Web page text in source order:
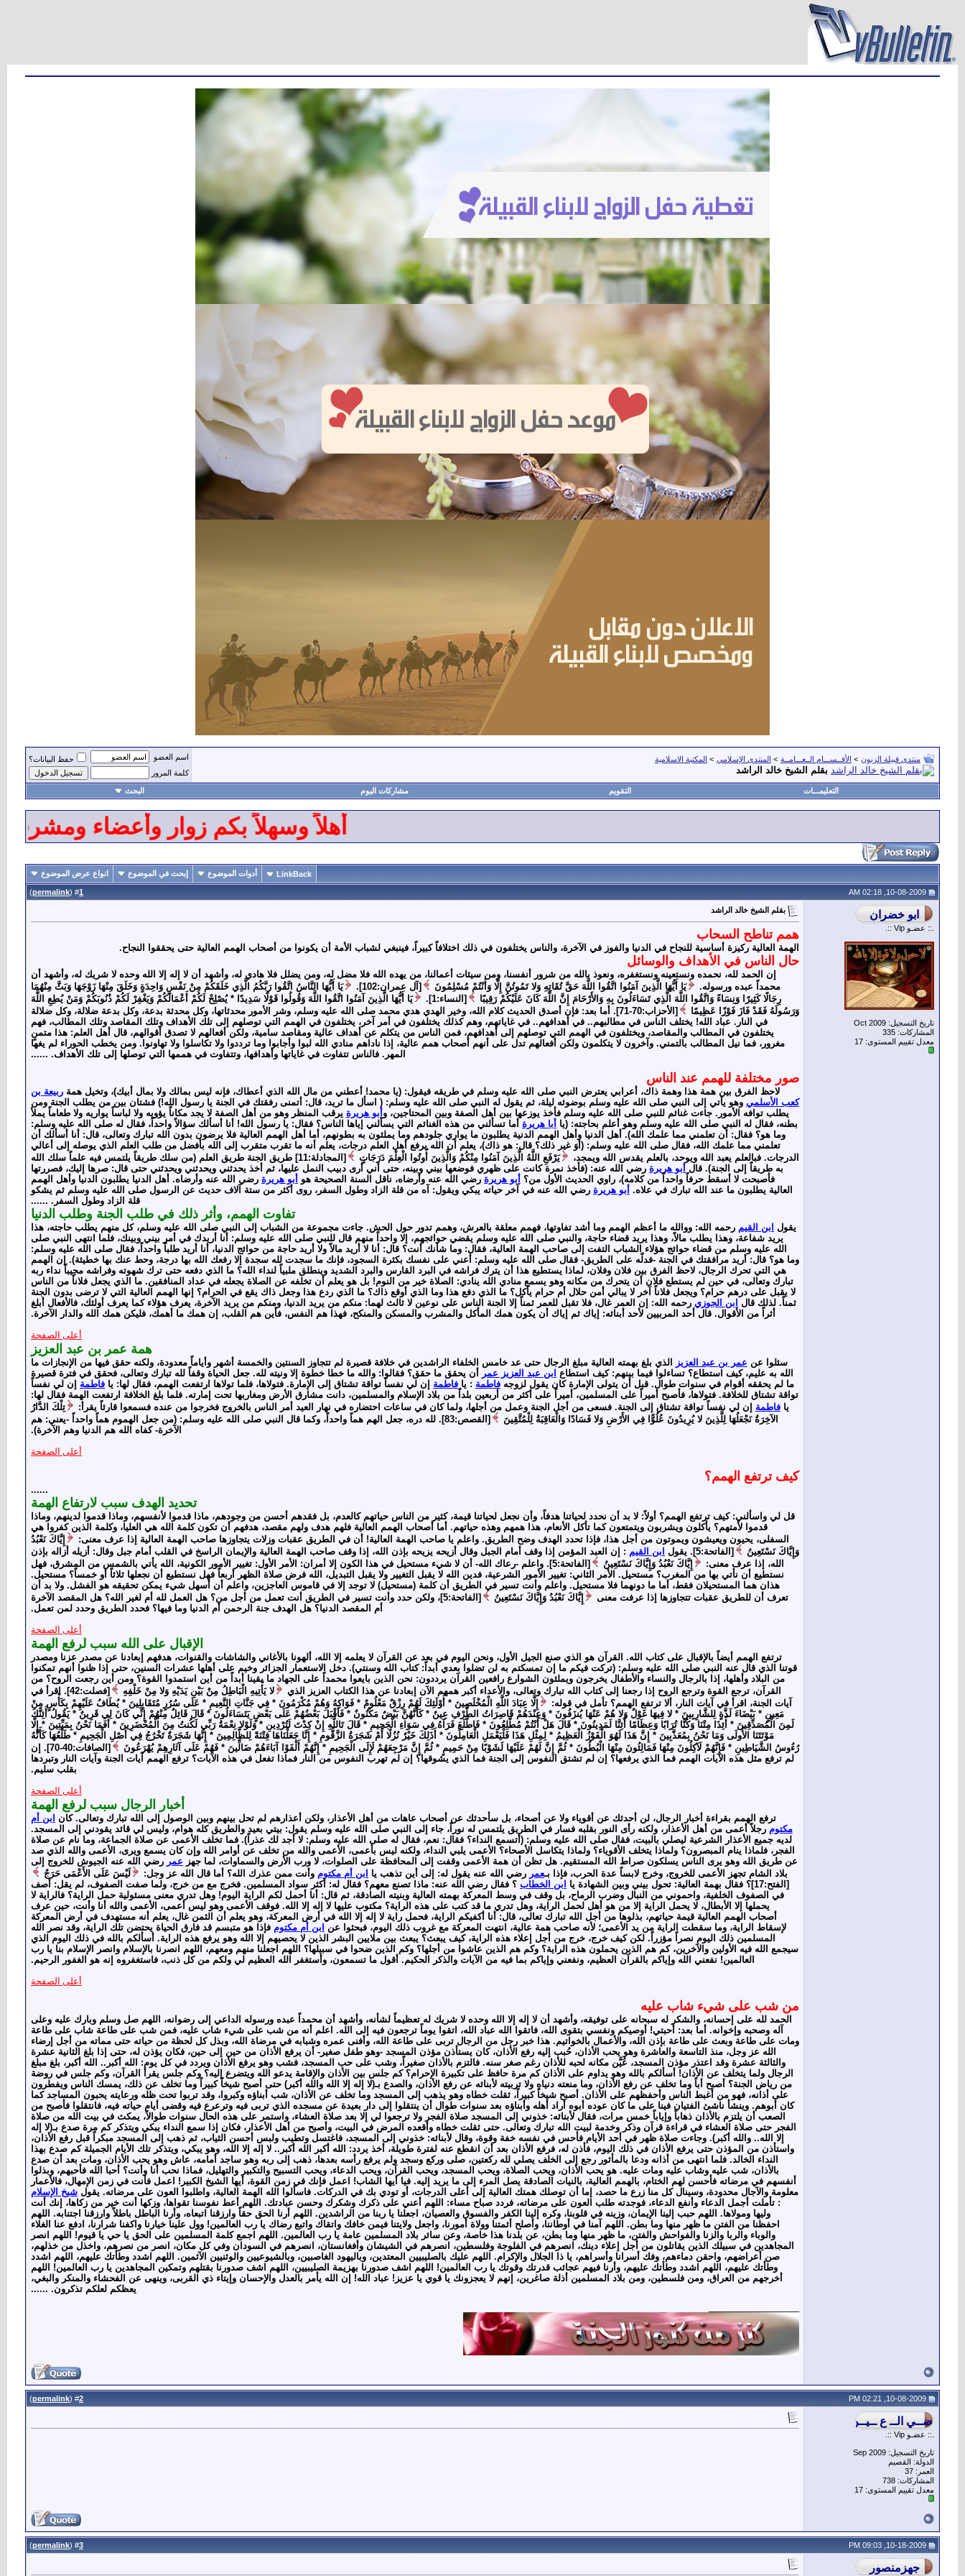
منتدى قبيلة الزبون > الأقــســـام الــعـــامــة > المنتدى الإسلامي > المكتبة الاسلامية
بقلم الشيخ خالد الراشد
اسم العضو
حفظ البيانات؟
كلمة المرور
التعليمـــات التقويم مشاركات اليوم البحث
أهلاً وسهلاً بكم زوار وأعضاء ومشرفي
LinkBack أدوات الموضوع إبحث في الموضوع انواع عرض الموضوع
1
(
permalink
)
.:: عضـو Vip ::.
تاريخ التسجيل: Oct 2009
المشاركات: 335
معدل تقييم المستوى: 17
بقلم الشيخ خالد الراشد
همم تناطح السحاب
الهمة العالية ركيزة أساسية للنجاح في الدنيا والفوز في الآخرة، والناس يختلفون في ذلك اختلافاً كبيراً، فينبغي لشباب الأمة أن يكونوا من أصحاب الهمم العالية حتى يحققوا النجاح.
حال الناس في الأهداف والوسائل
إن الحمد لله، نحمده ونستعينه ونستغفره، ونعوذ بالله من شرور أنفسنا، ومن سيئات أعمالنا، من يهده الله فلا مضل له، ومن يضلل فلا هادي له، وأشهد أن لا إله إلا الله وحده لا شريك له، وأشهد أن
محمداً عبده ورسوله.
يَا أَيُّهَا الَّذِينَ آمَنُوا اتَّقُوا اللَّهَ حَقَّ تُقَاتِهِ وَلا تَمُوتُنَّ إِلَّا وَأَنْتُمْ مُسْلِمُونَ [آل عمران:102].
يَا أَيُّهَا النَّاسُ اتَّقُوا رَبَّكُمُ الَّذِي خَلَقَكُمْ مِنْ نَفْسٍ وَاحِدَةٍ وَخَلَقَ مِنْهَا زَوْجَهَا وَبَثَّ مِنْهُمَا
رِجَالًا كَثِيرًا وَنِسَاءً وَاتَّقُوا اللَّهَ الَّذِي تَسَاءَلُونَ بِهِ وَالأَرْحَامَ إِنَّ اللَّهَ كَانَ عَلَيْكُمْ رَقِيبًا
[النساء:1].
يَا أَيُّهَا الَّذِينَ آمَنُوا اتَّقُوا اللَّهَ وَقُولُوا قَوْلًا سَدِيدًا * يُصْلِحْ لَكُمْ أَعْمَالَكُمْ وَيَغْفِرْ لَكُمْ ذُنُوبَكُمْ وَمَنْ يُطِعِ اللَّهَ
وَرَسُولَهُ فَقَدْ فَازَ فَوْزًا عَظِيمًا
[الأحزاب:70-71]. أما بعد: فإن أصدق الحديث كلام الله، وخير الهدي هدي محمد صلى الله عليه وسلم، وشر الأمور محدثاتها، وكل محدثة بدعة، وكل بدعة ضلالة، وكل ضلالة
في النار. عباد الله! يختلف الناس في مطالبهم.. في أهدافهم.. في غاياتهم، وهم كذلك يختلفون في أمر آخر، يختلفون في الهمم التي توصلهم إلى تلك الأهداف وتلك المقاصد وتلك المطالب، فهم
يختلفون في المطالب والمقاصد، ويختلفون في الهمم التي توصلهم إلى أهدافهم، فمن الناس من يتكلم عن أهداف عالية ومقاصد سامية، ولكن أفعالهم لا تصدق أقوالهم، قال أهل العلم: هذا متمنٍ
مغرور، فما نيل المطالب بالتمني. وآخرون لا يتكلمون ولكن أفعالهم تدل على أنهم أصحاب همم عالية، إذا ناداهم منادي الله لبوا وأجابوا وما ترددوا ولا تكاسلوا ولا تهاونوا. ومن يخطب الحوراء لم يغها
المهر. فالناس تتفاوت في غاياتها وأهدافها، وتتفاوت في هممها التي توصلها إلى تلك الأهداف. ......
صور مختلفة للهمم عند الناس
لاحظ الفرق بين همة هذا وهمة ذاك، أعرابي يعترض النبي صلى الله عليه وسلم في طريقه فيقول: (يا محمد! أعطني من مال الله الذي أعطاك، فإنه ليس بمالك ولا بمال أبيك)، وتخيل همة ربيعة بن
كعب الأسلمي وهو يأتي إلى النبي صلى الله عليه وسلم بوضوئه ليلة، ثم يقول له النبي صلى الله عليه وسلم: ( اسأل ما تريد، قال: أتمنى رفقتك في الجنة يا رسول الله!) فشتان بين من يطلب الجنة ومن
يطلب توافه الأمور. جاءت غنائم للنبي صلى الله عليه وسلم فأخذ يوزعها بين أهل الصفة وبين المحتاجين، و أبو هريرة يرقب المنظر وهو من أهل الصفة لا يجد مكاناً يؤويه ولا لباساً يواريه ولا طعاماً يملأ
بطنه، فقال له النبي صلى الله عليه وسلم وهو أعلم بحاجته: (يا أبا هريرة أما تسألني من هذه الغنائم التي يسألني إياها الناس؟ فقال: يا رسول الله! أنا أسألك سؤالاً واحداً، فقال له صلى الله عليه وسلم:
وما هو؟ فقال: أن تعلمني مما علمك الله). أهل الدنيا وأهل الهمم الدنية يطلبون ما يواري جلودهم وما يملئون به بطونهم، أما أهل الهمم العالية فلا يرضون بدون الله تبارك وتعالى، قال: أنا أسألك أن
تعلمني مما علمك الله، فقال صلى الله عليه وسلم: (أوَ غير ذلك؟ قال: هو ذاك)، يعلم أن الله يرفع أهل العلم درجات، يعلم أنه ما تقرب متقرب إلى الله بأفضل من طلب العلم الذي يوصله إلى أعالي
الدرجات. فبالعلم يعبد الله ويوحد، بالعلم يقدس الله ويمجد،
يَرْفَعِ اللَّهُ الَّذِينَ آمَنُوا مِنْكُمْ وَالَّذِينَ أُوتُوا الْعِلْمَ دَرَجَاتٍ
[المجادلة:11] طريق الجنة طريق العلم (من سلك طريقاً يلتمس فيه علماً سلك الله
به طريقاً إلى الجنة). قال أبو هريرة رضي الله عنه: (فأخذ نمرة كانت على ظهري فوضعها بيني وبينه، حتى أني أرى دبيب النمل عليها، ثم أخذ يحدثني ويحدثني ويحدثني حتى قال: صرها إليك، فصررتها
فأصبحت لا أسقط حرفاً واحداً من كلامه)، راوي الحديث الأول من؟ أبو هريرة رضي الله عنه وأرضاه، ناقل السنة الصحيحة هو أبو هريرة رضي الله عنه وأرضاه. أهل الدنيا يطلبون الدنيا وأهل الهمم
العالية يطلبون ما عند الله تبارك في علاه. أبو هريرة رضي الله عنه في آخر حياته يبكي ويقول: آه من قلة الزاد وطول السفر، روى أكثر من ستة آلاف حديث عن الرسول صلى الله عليه وسلم ثم يشكو
قلة الزاد وطول السفر. ......
تفاوت الهمم، وأثر ذلك في طلب الجنة وطلب الدنيا
يقول ابن القيم رحمه الله: ووالله ما أعظم الهمم وما أشد تفاوتها، فهمم معلقة بالعرش، وهمم تدور حول الحش. جاءت مجموعة من الشباب إلى النبي صلى الله عليه وسلم، كل منهم يطلب حاجته، هذا
يريد شفاعة، وهذا يطلب مالاً، وهذا يريد قضاء حاجة، والنبي صلى الله عليه وسلم يقضي حوائجهم، إلا واحداً منهم قال للنبي صلى الله عليه وسلم: أنا أريدك في أمر بيني وبينك، فلما انتهى النبي صلى
الله عليه وسلم من قضاء حوائج هؤلاء الشباب التفت إلى صاحب الهمة العالية، فقال: وما شأنك أنت؟ قال: أنا لا أريد مالاً ولا أريد حاجة من حوائج الدنيا، أنا أريد طلباً واحداً، فقال صلى الله عليه وسلم:
وما هو؟ قال: أريد مرافقتك في الجنة -فدلّه على الطريق- فقال صلى الله عليه وسلم: أعني على نفسك بكثرة السجود، فإنك ما سجدت لله سجدة إلا رفعك الله بها درجة، وحط عنك بها خطيئة). إن الهمم
هي التي تحرك الرجال، لاحظ الفرق بين فلان وفلان، لماذا يستطيع هذا أن يترك فراشه في البرد القارس والبرد الشديد وينطلق ملبياً لنداء الله؟ ما الذي دفعه حتى ترك شهوته وفراشه مجيباً نداء ربه
تبارك وتعالى، في حين لم يستطع فلان أن يتحرك من مكانه وهو يسمع منادي الله ينادي: الصلاة خير من النوم! بل هو يعلم أن تخلفه عن الصلاة يجعله في عداد المنافقين. ما الذي يجعل فلاناً من الناس
لا يقبل على درهم حرام؟ ويجعل فلاناً آخر لا يبالي أمن حلال أم حرام يأكل؟ ما الذي دفع هذا وما الذي أوقع ذاك؟ ما الذي ردع هذا وجعل ذاك يقع في الحرام؟ إنها الهمم العالية التي لا ترضى بدون الجنة
ثمناً. لذلك قال
ابن الجوزي رحمه الله: إن العمر غال، فلا تقبل للعمر ثمناً إلا الجنة الناس على نوعين لا ثالث لهما: منكم من يريد الدنيا، ومنكم من يريد الآخرة، يعرف هؤلاء كما يعرف أولئك، فالأفعال أبلغ
أثراً من الأقوال. قال أحد المربيين لأحد أبنائه: إياك ثم إياك أن يكون همك المأكل والمشرب والمسكن والمنكح، فهذا هم النفس، فأين هم القلب، إن همك ما أهمك، فليكن همك الله والدار الآخرة.
أعلى الصفحة
همة عمر بن عبد العزيز
سئلوا عن عمر بن عبد العزيز
الذي بلغ بهمته العالية مبلغ الرجال حتى عد خامس الخلفاء الراشدين في خلافة قصيرة لم تتجاوز السنتين والخمسة أشهر وأياماً معدودة، ولكنه حقق فيها من الإنجازات ما
الله به عليم، كيف استطاع؟ تساءلوا فيما بينهم: كيف استطاع ابن عبد العزيز عمر
أن يحقق ما حقق؟ فقالوا: والله ما خطا خطوة إلا ونيته لله. جعل الحياة وقفاً لله تبارك وتعالى، فحقق في فترة قصيرة
ما لم يحققه أقوام في سنوات طوال. قبل أن يتولى الإمارة كان يقول لزوجه فاطمة : يا فاطمة إن لي نفساً تواقة تشتاق إلى الإمارة. فتولاها، فلما تولاها ارتفعت الهمم، فقال لها: يا فاطمة إن لي نفساً
تواقة تشتاق للخلافة. فتولاها، فأصبح أميراً على المسلمين، أميراً على أكثر من أربعين بلداً من بلاد الإسلام والمسلمين، دانت مشارق الأرض ومغاربها تحت إمارته. فلما بلغ الخلافة ارتفعت الهمة فقال لها:
يا فاطمة إن لي نفساً تواقة تشتاق إلى الجنة. فسعى من أجل الجنة وعمل من أجلها، ولما كان في ساعات احتضاره في نهار العيد أمر الناس بالخروج فخرجوا من عنده فسمعوا قارئاً يقرأ:
تِلْكَ الدَّارُ
الآخِرَةُ نَجْعَلُهَا لِلَّذِينَ لا يُرِيدُونَ عُلُوًّا فِي الأَرْضِ وَلا فَسَادًا وَالْعَاقِبَةُ لِلْمُتَّقِينَ
[القصص:83]. لله دره، جعل الهم هماً واحداً، وكما قال النبي صلى الله عليه وسلم: (من جعل الهموم هماً واحداً -يعني: هم
الآخرة- كفاه الله هم الدنيا وهم الآخرة).
أعلى الصفحة
كيف ترتفع الهمم؟
......
تحديد الهدف سبب لارتفاع الهمة
قل لي واسألني: كيف ترتفع الهمم؟ أولاً: لا بد أن نحدد لحياتنا هدفاً، وأن نجعل لحياتنا قيمة، كثير من الناس حياتهم كالعدم، بل فقدهم أحسن من وجودهم، ماذا قدموا لأنفسهم، وماذا قدموا لدينهم، وماذا
قدموا لأمتهم؟ يأكلون ويشربون ويتمتعون كما تأكل الأنعام، هذا همهم وهذه حياتهم. أما أصحاب الهمم العالية فلهم هدف ولهم مقصد، هدفهم أن تكون كلمة الله هي العليا، وكلمة الذين كفروا هي
السفلى، يحيون ويعيشون ويموتون من أجل هذا، فإذا تحدد الهدف وضح الطريق. واعلم يا صاحب الهمة العالية! أن في الطريق عقبات وزلات يتجاوزها صاحب الهمة العالية إذا عرف معنى:
إِيَّاكَ نَعْبُدُ
وَإِيَّاكَ نَسْتَعِينُ
[الفاتحة:5]. يقول ابن القيم : إن العبد المؤمن إذا وقف أمام الجبل وقال أزيحه يزيحه بإذن الله، إذا وقف صاحب الهمة العالية والإيمان الراسخ في القلب أمام جبل وقال: أزيله أزاله بإذن
الله، إذا عرف معنى:
إِيَّاكَ نَعْبُدُ وَإِيَّاكَ نَسْتَعِينُ
[الفاتحة:5]. واعلم -رعاك الله- أن لا شيء مستحيل في هذا الكون إلا أمران: الأمر الأول: تغيير الأمور الكونية، الله يأتي بالشمس من المشرق، فهل
نستطيع أن نأتي بها من المغرب؟ مستحيل. الأمر الثاني: تغيير الأمور الشرعية، فدين الله لا يقبل التغيير ولا يقبل التبديل، الله فرض صلاة الظهر أربعاً فهل نستطيع أن نجعلها ثلاثاً أو خمساً؟ مستحيل.
هذان هما المستحيلان فقط، أما ما دونهما فلا مستحيل. واعلم وأنت تسير في الطريق أن كلمة (مستحيل) لا توجد إلا في قاموس العاجزين، واعلم أن أسهل شيء يمكن تحقيقه هو الفشل. ولا بد أن
تعرف أن للطريق عقبات تتجاوزها إذا عرفت معنى
إِيَّاكَ نَعْبُدُ وَإِيَّاكَ نَسْتَعِينُ
[الفاتحة:5]، ولكن حدد وأنت تسير في الطريق أنت تعمل من أجل من؟ هل العمل لله أم لغير الله؟ هل المقصد الآخرة
أم المقصد الدنيا؟ هل الهدف جنة الرحمن أم الدنيا وما فيها؟ فحدد الطريق وحدد لمن تعمل.
أعلى الصفحة
الإقبال على الله سبب لرفع الهمة
ترتفع الهمم أيضاً بالإقبال على كتاب الله. القرآن هو الذي صنع الجيل الأول، ونحن اليوم في بعد عن القرآن لا يعلمه إلا الله، ألهونا بالأغاني والشاشات والقنوات، هدفهم إبعادنا عن مصدر عزنا ومصدر
قوتنا الذي قال عنه النبي صلى الله عليه وسلم: (تركت فيكم ما إن تمسكتم به لن تضلوا بعدي أبداً: كتاب الله وسنتي). دخل الاستعمار الجزائر وخيم على أهلها عشرات السنين، حتى إذا ظنوا أنهم تمكنوا
من البلاد وأهلها، إذا بالرجال والنساء والأطفال يخرجون ويملئون الشوارع رافعين القرآن يرددون: نحن الذين بايعوا محمداً على الجهاد ما بقينا أبداً من أين استمدوا القوة؟ ومن أين رجعت الروح؟ من
القرآن، ترجع القوة وترجع الروح إذا رجعنا إلى كتاب الله تبارك وتعالى، والأعداء أكبر همهم الآن إبعادنا عن هذا الكتاب العزيز الذي
لا يَأْتِيهِ الْبَاطِلُ مِنْ بَيْنِ يَدَيْهِ وَلا مِنْ خَلْفِهِ
[فصلت:42]. اقرأ في
آيات الجنة، اقرأ في آيات النار، ألا ترتفع الهمم؟ تأمل في قوله:
إِلَّا عِبَادَ اللَّهِ الْمُخْلَصِينَ * أُوْلَئِكَ لَهُمْ رِزْقٌ مَعْلُومٌ * فَوَاكِهُ وَهُمْ مُكْرَمُونَ * فِي جَنَّاتِ النَّعِيمِ * عَلَى سُرُرٍ مُتَقَابِلِينَ * يُطَافُ عَلَيْهِمْ بِكَأْسٍ مِنْ
مَعِينٍ * بَيْضَاءَ لَذَّةٍ لِلشَّارِبِينَ * لا فِيهَا غَوْلٌ وَلا هُمْ عَنْهَا يُنزَفُونَ * وَعِنْدَهُمْ قَاصِرَاتُ الطَّرْفِ عِينٌ * كَأَنَّهُنَّ بَيْضٌ مَكْنُونٌ * فَأَقْبَلَ بَعْضُهُمْ عَلَى بَعْضٍ يَتَسَاءَلُونَ * قَالَ قَائِلٌ مِنْهُمْ إِنِّي كَانَ لِي قَرِينٌ * يَقُولُ أَئِنَّكَ
لَمِنَ الْمُصَدِّقِينَ * أَئِذَا مِتْنَا وَكُنَّا تُرَابًا وَعِظَامًا أَئِنَّا لَمَدِينُونَ * قَالَ هَلْ أَنْتُمْ مُطَّلِعُونَ * فَاطَّلَعَ فَرَآهُ فِي سَوَاءِ الْجَحِيمِ * قَالَ تَاللَّهِ إِنْ كِدْتَ لَتُرْدِينِ * وَلَوْلا نِعْمَةُ رَبِّي لَكُنتُ مِنَ الْمُحْضَرِينَ * أَفَمَا نَحْنُ بِمَيِّتِينَ * إِلَّا
مَوْتَتَنَا الأُولَى وَمَا نَحْنُ بِمُعَذَّبِينَ * إِنَّ هَذَا لَهُوَ الْفَوْزُ الْعَظِيمُ * لِمِثْلِ هَذَا فَلْيَعْمَلِ الْعَامِلُونَ * أَذَلِكَ خَيْرٌ نُزُلًا أَمْ شَجَرَةُ الزَّقُّومِ * إِنَّا جَعَلْنَاهَا فِتْنَةً لِلظَّالِمِينَ * إِنَّهَا شَجَرَةٌ تَخْرُجُ فِي أَصْلِ الْجَحِيمِ * طَلْعُهَا كَأَنَّهُ
رُءُوسُ الشَّيَاطِينِ * فَإِنَّهُمْ لَآكِلُونَ مِنْهَا فَمَالِئُونَ مِنْهَا الْبُطُونَ * ثُمَّ إِنَّ لَهُمْ عَلَيْهَا لَشَوْبًا مِنْ حَمِيمٍ * ثُمَّ إِنَّ مَرْجِعَهُمْ لَإِلَى الْجَحِيمِ * إِنَّهُمْ أَلْفَوْا آبَاءَهُمْ ضَالِّينَ * فَهُمْ عَلَى آثَارِهِمْ يُهْرَعُونَ
[الصافات:40-70]. إن
لم ترفع مثل هذه الآيات الهمم فما الذي يرفعها؟ إن لم تشتق النفوس إلى الجنة فما الذي يشوقها؟ إن لم تهرب النفوس من النار فماذا تفعل في هذه الآيات؟ ترفع الهمم آيات الجنة وآيات النار وتبردها
بقلب سليم.
أعلى الصفحة
أخبار الرجال سبب لرفع الهمة
ترفع الهمم بقراءة أخبار الرجال، لن أحدثك عن أقوياء ولا عن أصحاء، بل سأحدثك عن أصحاب عاهات من أهل الأعذار، ولكن أعذارهم لم تحل بينهم وبين الوصول إلى الله تبارك وتعالى. كان
ابن أم
مكتوم رجلاً أعمى من أهل الأعذار، ولكنه رأى النور بقلبه فسار في الطريق يلتمس له نوراً، جاء إلى النبي صلى الله عليه وسلم يقول: بيتي بعيد والطريق كله هوام، وليس لي قائد يقودني إلى المسجد.
لديه جميع الأعذار الشرعية ليصلي بالبيت، فقال صلى الله عليه وسلم: (أتسمع النداء؟ فقال: نعم، فقال له صلى الله عليه وسلم: لا أجد لك عذراً). فما تخلف الأعمى عن صلاة الجماعة، وما نام عن صلاة
الفجر، فلماذا ينام المبصرون؟ ولماذا يتخلف الأقوياء؟ ولماذا يتكاسل الأصحاء؟ الأعمى يلبي النداء، ولكنه ليس بأعمى، الأعمى والله من تخلف عن أوامر الله وإن كان يسمع ويرى، الأعمى والله الذي صد
عن طريق الله وهو يرى الناس يسلكون صراط الله المستقيم. هل تظن أن همة الأعمى وقفت إلى المحافظة على الصلوات، لا ورب الأرض والسماوات، لما جهز عمر رضي الله عنه الجيوش للخروج إلى
بلاد الشام تجهز الأعمى للخروج، وخرج لابساً عدة الحرب، فإذا بـعمر رضي الله عنه يقول له: إلى أين تذهب يا ابن أم مكتوم وأنت ممن عذرك الله؟ أما قال الله عز وجل:
لَيْسَ عَلَى الأَعْمَى حَرَجٌ
[الفتح:17]؟ فقال بهمة العالية: تحول بيني وبين الشهادة يا
ابن الخطاب ؟ فقال رضي الله عنه: ماذا تصنع معهم؟ فقال له: أكثر سواد المسلمين. فخرج مع من خرج، ولما صفت الصفوف، لم يقل: أصف
في الصفوف الخلفية، واحموني من النبال وضرب الرماح، بل وقف في وسط المعركة بهمته العالية وبنيته الصادقة، ثم قال: أنا أحمل لكم الراية اليوم! وهل تدري معنى مسئولية حمل الراية؟ فالراية لا
يحملها إلا الأبطال، لا يحمل الراية إلا من هو أهل لحمل الراية، وهل تدري ما قد كتب على هذه الراية؟ مكتوب عليها لا إله إلا الله. فوقف الأعمى وهو ليس أعمى، الأعمى والله أنا وأنت، حين عرف
أصحاب الهمم العالية قيمة حياتهم، بذلوها من أجل الله تبارك تعالى، قال: أنا أكفيكم الراية، فحمل راية لا إله إلا الله في أرض المعركة، وهو يعلم أن الثمن غال، يعلم أنه مستهدف في أرض المعركة
لإسقاط الراية، وما سقطت الراية من يد الأعمى؛ لأنه صاحب همة عالية، انتهت المعركة مع غروب ذلك اليوم، فبحثوا عن
ابن أم مكتوم فإذا هو متبسم قد فارق الحياة يحتضن تلك الراية، وقد نصر الله
المسلمين ذلك اليوم نصراً مؤزراً. لكن كيف خرج، خرج من أجل إعلاء هذه الراية، كيف يبعث؟ يبعث بين ملايين البشر الذين لا يحصيهم إلا الله وهو يرفع هذه الراية. أسألكم بالله في ذلك اليوم الذي
سيجمع الله فيه الأولين والآخرين، كم هم الذين يحملون هذه الراية؟ وكم هم الذين عاشوا من أجلها؟ وكم الذين ضحوا في سبيلها؟ اللهم اجعلنا منهم ومعهم، اللهم انصرنا بالإسلام وانصر الإسلام بنا يا رب
العالمين! نفعني الله وإياكم بالقرآن العظيم، ونفعني وإياكم بما فيه من الآيات والذكر الحكيم. أقول ما تسمعون، وأستغفر الله العظيم لي ولكم من كل ذنب، فاستغفروه إنه هو الغفور الرحيم.
أعلى الصفحة
من شب على شيء شاب عليه
الحمد لله على إحسانه، والشكر له سبحانه على توفيقه، وأشهد أن لا إله إلا الله وحده لا شريك له تعظيماً لشأنه، وأشهد أن محمداً عبده ورسوله الداعي إلى رضوانه، اللهم صل وسلم وبارك عليه وعلى
آله وصحبه وإخوانه. أما بعد: أحبتي! أوصيكم ونفسي بتقوى الله، فاتقوا الله عباد الله، اتقوا يوماً ترجعون فيه إلى الله. اعلم أنه من شب على شيء شاب عليه، فمن شب على طاعة شاب على طاعة
ومات على طاعة وبعث على طاعة بإذن الله، والأعمال بالخواتيم. هذا خبر رجل من الرجال تربى على طاعة الله، وأفنى عمره وشبابه في مرضاة الله، وبذل كل لحظة من حياته حتى مماته من أجل إرضاء
الله عز وجل، منذ التاسعة والعاشرة وهو يحب الأذان، حُبب إليه رفع الأذان، كان يستأذن مؤذن المسجد -وهو طفل صغير- أن يرفع الأذان من حين إلى حين، فكان يؤذن له، حتى إذا بلغ الثانية عشرة
والثالثة عشرة وقد اعتذر مؤذن المسجد، عُيَّن مكانه لحبه للأذان رغم صغر سنه. فالتزم بالأذان صغيراً، وشب على حب المسجد، فشب وهو يرفع الأذان ويردد في كل يوم: الله أكبر.. الله أكبر، بلغ مبلغ
الرجال ولما يتخلف عن الأذان! أسألكم بالله وهو يداوم على الأذان كم مرة حافظ على تكبيرة الإحرام؟ كم جلس بين الأذان والإقامة يدعو الله ويتضرع إليه؟ وكم جلس يقرأ القرآن، وكم جلس في روضة
من رياض الجنة؟ أصبح أباً وما تخلف عن رفع الأذان، وما منعته دنياه ولا تربيته لأبنائه عن رفع الأذان، والصدع بـ(لا إله إلا الله والله أكبر) حتى أصبح شيخاً كبيراً وما تخلف عن ذلك، يمسك الناس ويفطرون
على أذانه، فهو من أغبط الناس وأحفظهم على الأذان. أصبح شيخاً كبيراً، ثقلت خطاه وهو يذهب إلى المسجد وما تخلف عن الأذان، شب أبناؤه وكبروا، وقد تربوا تحت ظله ورعايته يحبون المساجد كما
كان أبوهم. وينشأ ناشئ الفتيان فينا على ما كان عوده أبوه أراد أهله وأبناؤه بعد سنوات طوال أن ينتقلوا إلى دار بعيدة عن مسجده الذي تربى فيه وترعرع فيه وقضى أيام حياته فيه، فانتقلوا فأصبح من
الصعب أن يلتزم بالأذان ذهاباً وإياباً خمس مرات، فقال لأبنائه: خذوني إلى المسجد صلاة الفجر ولا ترجعوا لي إلا بعد صلاة العشاء، واستمر على هذه الحال سنوات طوالاً، يمكث في بيت الله من صلاة
الفجر حتى صلاة العشاء في قراءة قرآن وذكر وخدمة لبيت الله تبارك وتعالى. حتى ثقلت خطاه وأقعده المرض في البيت، وأصبح من أهل الأعذار، فكان إذا سمع النداء يبكي ويتذكر كم مرة صدع بـ(لا إله
إلا الله.. والله أكبر). وجاءت صلاة ظهر في أحد الأيام فأحس في نفسه خفة وقوة، وقال لأبنائه: خذوني إلى المسجد، فاغتسل وتطيب ولبس أحسن الثياب، ثم ذهب إلى المسجد مبكراً قبل رفع الأذان،
واستأذن من المؤذن حتى يرفع الأذان في ذلك اليوم، فأذن له، فرفع الأذان بعد أن انقطع عنه لفترة طويلة، أخذ يردد: الله أكبر الله أكبر.. لا إله إلا الله، وهو يبكي، ويتذكر تلك الأيام الجميلة كم صدع بهذا
النداء الخالد. فلما انتهى من أذانه ودعا بالمأثور رجع إلى الخلف يصلي لله ركعتين، صلى وركع وسجد ولم يرفع رأسه بعدها، ذهب إلى ربه وهو ساجد أمامه، عاش وهو يحب الأذان، ومات بعد أن صدع
بالأذان، شب عليه وشاب عليه ومات عليه. هو يحب الأذان، ويحب الصلاة، ويحب المسجد، ويحب القرآن، ويحب الدعاء، ويحب التسبيح والتكبير والتهليل، فماذا نحب أنا وأنت؟ أحبا الله فأحبهم، وبذلوا
أنفسهم في مرضاته فأحسن لهم الختام، بالهمم العالية، بالنيات الصادقة يصل المرء إلى ما يريد إليه. فيا أيها الشاب! اعمل فإنك في زمن القوة، أيها الشيخ الكبير! اعمل فأنت في زمن الإمهال، فالأعمار
معلومة والآجال محدودة، وسينال كل منا زرع ما حصد، إما أن توصلك همتك العالية إلى أعلى الدرجات، أو تودي بك في الدركات. فاسألوا الله الهمة العالية، واطلبوا العون على مرضاته. يقول شيخ الإسلام
: تأملت أجمل الدعاء وأنفع الدعاء، فوجدته طلب العون على مرضاته، فردد صباح مساء: اللهم أعني على ذكرك وشكرك وحسن عبادتك. اللهم أعط نفوسنا تقواها، وزكها أنت خير من زكاها، إنك أنت
وليها ومولاها. اللهم حبب إلينا الإيمان، وزينه في قلوبنا، وكره إلينا الكفر والفسوق والعصيان، اجعلنا يا ربنا من الراشدين. اللهم أرنا الحق حقاً وارزقنا اتبعاه، وأرنا الباطل باطلاً وارزقنا اجتنابه. اللهم
احفظنا من الفتن ما ظهر منها وما بطن. اللهم آمنا في أوطاننا، وأصلح أئمتنا وولاة أمورنا، واجعل ولايتنا فيمن خافك واتقاك واتبع رضاك يا رب العالمين! وول علينا خيارنا واكفنا شرارنا، ادفع عنا الغلاء
والوباء والربا والزنا والفواحش والفتن، ما ظهر منها وما بطن، عن بلدنا هذا خاصة، وعن سائر بلاد المسلمين عامة يا رب العالمين. اللهم اجمع كلمة المسلمين على الحق يا حي يا قيوم! اللهم انصر
المجاهدين في سبيلك الذين يقاتلون من أجل إعلاء دينك، انصرهم في الفلوجة وفلسطين، انصرهم في الشيشان وأفغانستان، انصرهم في السودان وفي كل مكان، انصر من نصرهم، واخذل من خذلهم،
صن أعراضهم، واحقن دماءهم، وفك أسرانا وأسراهم، يا ذا الجلال والإكرام. اللهم عليك بالصليبيين المعتدين، وباليهود الغاصبين، وبالشيوعيين والوثنيين الآثمين. اللهم اشدد وطأتك عليهم، اللهم اشدد
وطأتك عليهم، اللهم اشدد وطأتك عليهم، وأرنا فيهم عجائب قدرتك وقوتك يا رب العالمين! اللهم اشف صدورنا بهزيمة الصليبيين، اللهم اشف صدورنا بقتلهم وتمكين المجاهدين يا رب العالمين! اللهم
أخرجهم من العراق، ومن فلسطين، ومن بلاد المسلمين أذلة صاغرين، إنهم لا يعجزونك يا قوي يا عزيز! عباد الله! إن الله يأمر بالعدل والإحسان وإيتاء ذي القربى، وينهى عن الفحشاء والمنكر والبغي،
يعظكم لعلكم تذكرون. ......
2
(
permalink
)
.:: عضـو Vip ::.
تاريخ التسجيل: Sep 2009
الدولة: القصيم
العمر: 37
المشاركات: 738
معدل تقييم المستوى: 17
3
(
permalink
)